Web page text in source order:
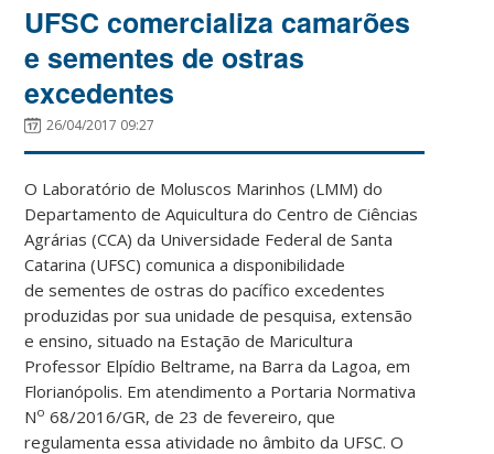
UFSC comercializa camarões
e sementes de ostras
excedentes
26/04/2017 09:27
O Laboratório de Moluscos Marinhos (LMM) do
Departamento de Aquicultura do Centro de Ciências
Agrárias (CCA) da Universidade Federal de Santa
Catarina (UFSC) comunica a disponibilidade
de sementes de ostras do pacífico excedentes
produzidas por sua unidade de pesquisa, extensão
e ensino, situado na Estação de Maricultura
Professor Elpídio Beltrame, na Barra da Lagoa, em
Florianópolis. Em atendimento a Portaria Normativa
No 68/2016/GR, de 23 de fevereiro, que
regulamenta essa atividade no âmbito da UFSC. O